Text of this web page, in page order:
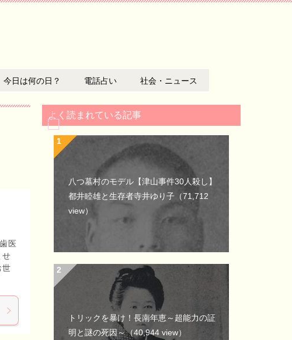
今日は何の日？ 電話占い 社会・ニュース
医
せ
世
よく読まれている記事
八つ墓村のモデル【津山事件30人殺し】
都井睦雄と生存者寺井ゆり子 （71,712
view）
トリックを暴け！長南年恵～超能力の証
明と謎の死因～（40,944 view）